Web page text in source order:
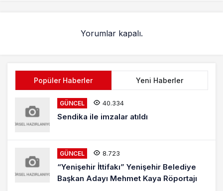
Yorumlar kapalı.
Popüler Haberler Yeni Haberler
GÜNCEL 40.334
Sendika ile imzalar atıldı
GÜNCEL 8.723
“Yenişehir İttifakı” Yenişehir Belediye
Başkan Adayı Mehmet Kaya Röportajı